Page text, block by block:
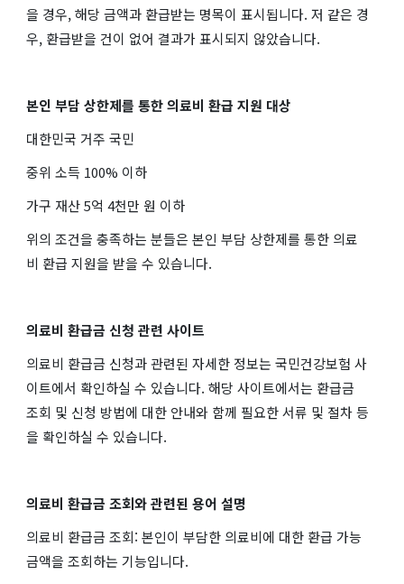
을 경우, 해당 금액과 환급받는 명목이 표시됩니다. 저 같은 경
우, 환급받을 건이 없어 결과가 표시되지 않았습니다.
본인 부담 상한제를 통한 의료비 환급 지원 대상
대한민국 거주 국민
중위 소득 100% 이하
가구 재산 5억 4천만 원 이하
위의 조건을 충족하는 분들은 본인 부담 상한제를 통한 의료
비 환급 지원을 받을 수 있습니다.
의료비 환급금 신청 관련 사이트
의료비 환급금 신청과 관련된 자세한 정보는 국민건강보험 사
이트에서 확인하실 수 있습니다. 해당 사이트에서는 환급금
조회 및 신청 방법에 대한 안내와 함께 필요한 서류 및 절차 등
을 확인하실 수 있습니다.
의료비 환급금 조회와 관련된 용어 설명
의료비 환급금 조회: 본인이 부담한 의료비에 대한 환급 가능
금액을 조회하는 기능입니다.